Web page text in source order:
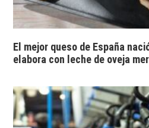
El mejor queso de España
elabora con leche de oveja